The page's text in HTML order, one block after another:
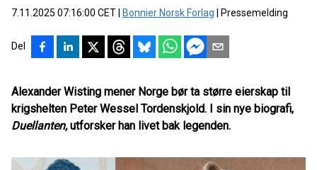
7.11.2025 07:16:00 CET Bonnier Norsk Forlag Pressemelding
Del
Alexander Wisting mener Norge bør ta større eierskap til
krigshelten Peter Wessel Tordenskjold. I sin nye biografi,
Duellanten,utforsker han livet bak legenden.